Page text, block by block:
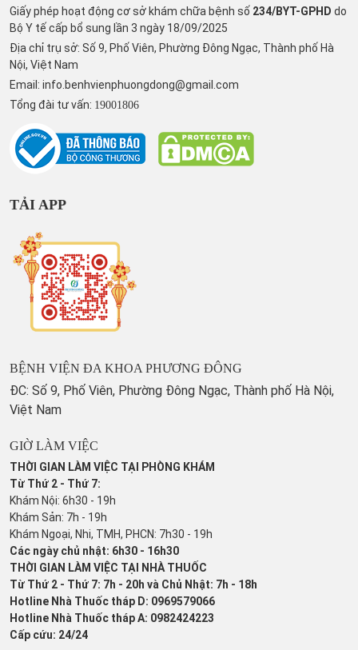
Giấy phép hoạt động cơ sở khám chữa bệnh số 234/BYT-GPHD do
Bộ Y tế cấp bổ sung lần 3 ngày 18/09/2025
Địa chỉ trụ sở: Số 9, Phố Viên, Phường Đông Ngạc, Thành phố Hà
Nội, Việt Nam
Email: info.benhvienphuongdong@gmail.com
Tổng đài tư vấn: 19001806
TẢI APP
BỆNH VIỆN ĐA KHOA PHƯƠNG ĐÔNG
ĐC: Số 9, Phố Viên, Phường Đông Ngạc, Thành phố Hà Nội,
Việt Nam
GIỜ LÀM VIỆC
THỜI GIAN LÀM VIỆC TẠI PHÒNG KHÁM
Từ Thứ 2 - Thứ 7:
Khám Nội: 6h30 - 19h
Khám Sản: 7h - 19h
Khám Ngoại, Nhi, TMH, PHCN: 7h30 - 19h
Các ngày chủ nhật: 6h30 - 16h30
THỜI GIAN LÀM VIỆC TẠI NHÀ THUỐC
Từ Thứ 2 - Thứ 7: 7h - 20h và Chủ Nhật: 7h - 18h
Hotline Nhà Thuốc tháp D: 0969579066
Hotline Nhà Thuốc tháp A: 0982424223
Cấp cứu: 24/24